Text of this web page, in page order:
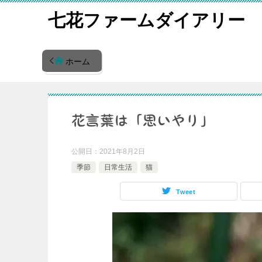
七花ファームダイアリー
ホーム
花言葉は「思いやり」
公開日： 2021年8月2日
季節
日常生活 猫
Tweet